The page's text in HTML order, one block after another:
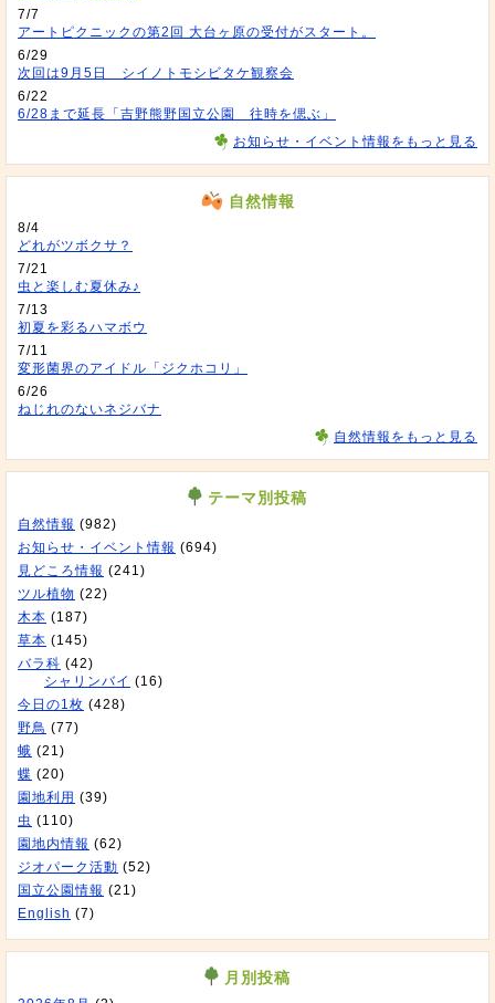
7/7
アートピクニックの第2回 大台ヶ原の受付がスタート。
6/29
次回は9月5日 シイノトモシビタケ観察会
6/22
6/28まで延長「吉野熊野国立公園 往時を偲ぶ」
お知らせ・イベント情報をもっと見る
自然情報
8/4
どれがツボクサ？
7/21
虫と楽しむ夏休み♪
7/13
初夏を彩るハマボウ
7/11
変形菌界のアイドル「ジクホコリ」
6/26
ねじれのないネジバナ
自然情報をもっと見る
テーマ別投稿
自然情報 (982)
お知らせ・イベント情報 (694)
見どころ情報 (241)
ツル植物 (22)
木本 (187)
草本 (145)
バラ科 (42)
シャリンバイ (16)
今日の1枚 (428)
野鳥 (77)
蛾 (21)
蝶 (20)
園地利用 (39)
虫 (110)
園地内情報 (62)
ジオパーク活動 (52)
国立公園情報 (21)
English (7)
月別投稿